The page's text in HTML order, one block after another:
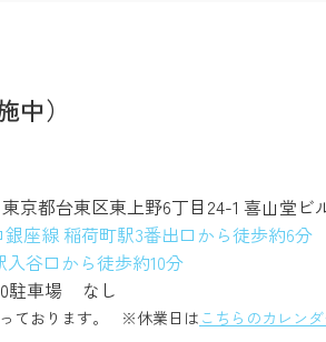
）
東京都台東区東上野6丁目24-1 喜山堂ビ
座線 稲荷町駅3番出口から徒歩約6分
入谷口から徒歩約10分
駐車場 なし
ております。 ※休業日は こちらのカレン